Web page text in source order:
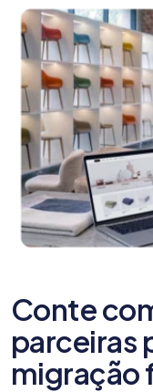
Conte
parceiras
migração